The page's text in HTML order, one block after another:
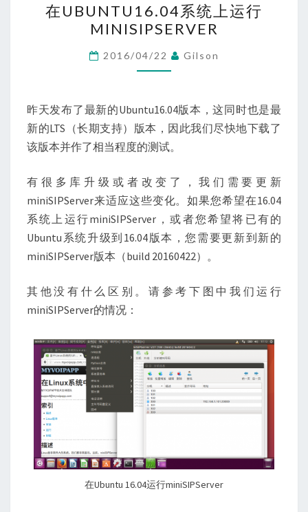
UBUNTU16.04
系
统
上
行
MINISIPSERVER
在UBUNTU16.04系统上运行
MINISIPSERVER
2016/04/22 Gilson
昨天发布了最新的Ubuntu16.04版本，这同时也是最
新的LTS（长期支持）版本，因此我们尽快地下载了
该版本并作了相当程度的测试。
有很多库升级或者改变了，我们需要更新
miniSIPServer来适应这些变化。如果您希望在16.04
系统上运行miniSIPServer，或者您希望将已有的
Ubuntu系统升级到16.04版本，您需要更新到新的
miniSIPServer版本（build 20160422）。
其他没有什么区别。请参考下图中我们运行
miniSIPServer的情况：
在Ubuntu 16.04运行miniSIPServer